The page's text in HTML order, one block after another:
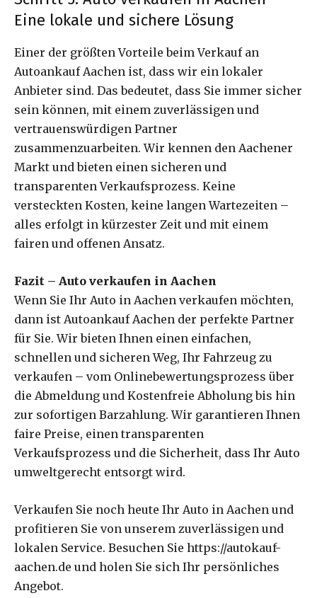
Eine lokale und sichere Lösung
Einer der größten Vorteile beim Verkauf an
Autoankauf Aachen ist, dass wir ein lokaler
Anbieter sind. Das bedeutet, dass Sie immer sicher
sein können, mit einem zuverlässigen und
vertrauenswürdigen Partner
zusammenzuarbeiten. Wir kennen den Aachener
Markt und bieten einen sicheren und
transparenten Verkaufsprozess. Keine
versteckten Kosten, keine langen Wartezeiten –
alles erfolgt in kürzester Zeit und mit einem
fairen und offenen Ansatz.
Fazit – Auto verkaufen in Aachen
Wenn Sie Ihr Auto in Aachen verkaufen möchten,
dann ist Autoankauf Aachen der perfekte Partner
für Sie. Wir bieten Ihnen einen einfachen,
schnellen und sicheren Weg, Ihr Fahrzeug zu
verkaufen – vom Onlinebewertungsprozess über
die Abmeldung und Kostenfreie Abholung bis hin
zur sofortigen Barzahlung. Wir garantieren Ihnen
faire Preise, einen transparenten
Verkaufsprozess und die Sicherheit, dass Ihr Auto
umweltgerecht entsorgt wird.
Verkaufen Sie noch heute Ihr Auto in Aachen und
profitieren Sie von unserem zuverlässigen und
lokalen Service. Besuchen Sie https://autokauf-
aachen.de und holen Sie sich Ihr persönliches
Angebot.